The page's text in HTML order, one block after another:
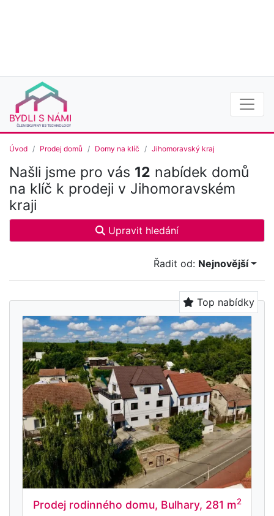
Úvod Prodej domů Domy na klíč Jihomoravský kraj
Našli jsme pro vás 12 nabídek domů
na klíč k prodeji v Jihomoravském
kraji
Upravit hledání
Řadit od: Nejnovější
Top nabídky
Prodej rodinného domu, Bulhary, 281 m2